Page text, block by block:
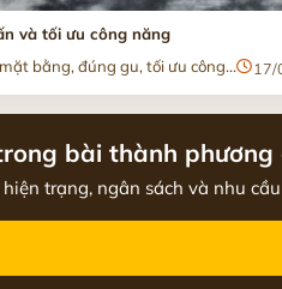
và tối ưu công năng
bằng, đúng gu, tối ưu công...
bài thành phương
trạng, ngân sách và nhu